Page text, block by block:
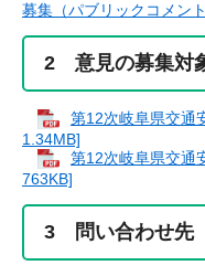
募集（パブリックコメン
2 意見の募集対
第12次岐阜県交通
1.34MB]
第12次岐阜県交通
763KB]
3 問い合わせ先